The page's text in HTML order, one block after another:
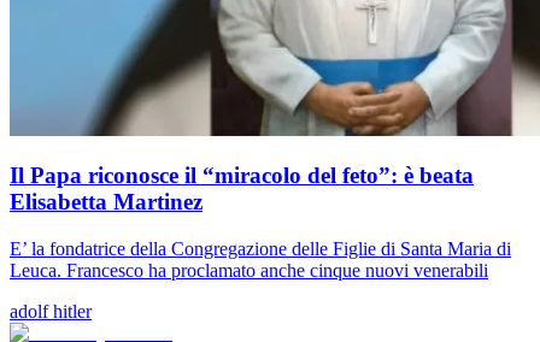
Il Papa riconosce il “miracolo del feto”: è beata
Elisabetta Martinez
E’ la fondatrice della Congregazione delle Figlie di Santa Maria di
Leuca. Francesco ha proclamato anche cinque nuovi venerabili
adolf hitler